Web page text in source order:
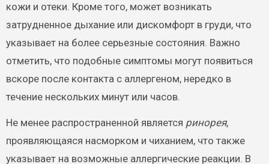
кожи и отеки. Кроме того, может возникать
затрудненное дыхание или дискомфорт в груди, что
указывает на более серьезные состояния. Важно
отметить, что подобные симптомы могут появиться
вскоре после контакта с аллергеном, нередко в
течение нескольких минут или часов.
Не менее распространенной является ринорея,
проявляющаяся насморком и чиханием, что также
указывает на возможные аллергические реакции. В